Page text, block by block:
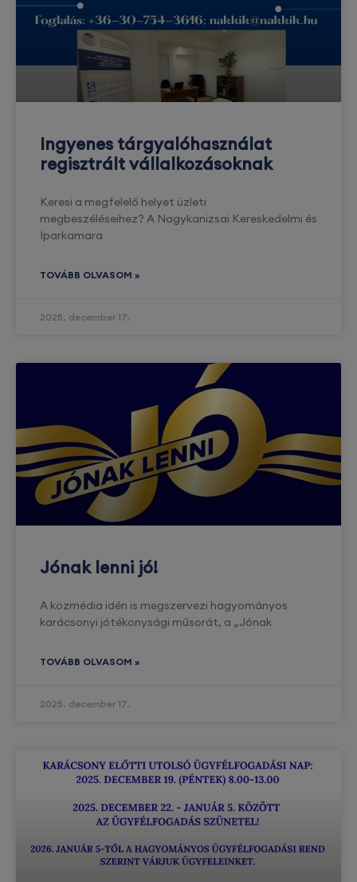
Ingyenes tárgyalóhasználat
regisztrált vállalkozásoknak
Keresi a megfelelő helyet üzleti
megbeszéléseihez? A Nagykanizsai Kereskedelmi és
Iparkamara
TOVÁBB OLVASOM »
2025. december 17.
Jónak lenni jó!
A közmédia idén is megszervezi hagyományos
karácsonyi jótékonysági műsorát, a „Jónak
TOVÁBB OLVASOM »
2025. december 17.